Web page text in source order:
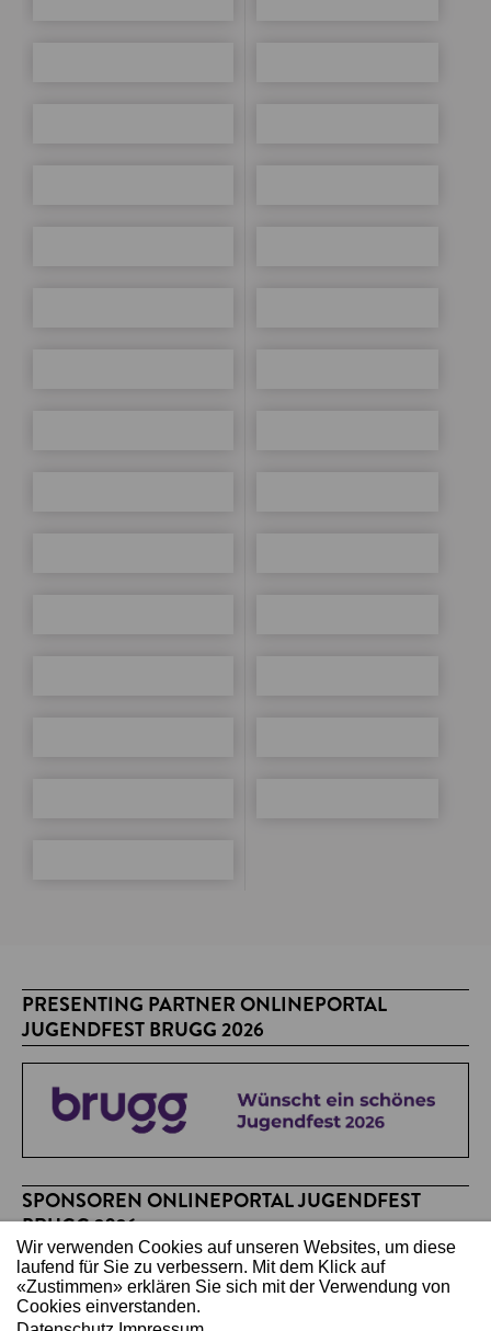
PRESENTING PARTNER ONLINEPORTAL
JUGENDFEST BRUGG 2026
SPONSOREN ONLINEPORTAL JUGENDFEST
BRUGG 2026
Wir verwenden Cookies auf unseren Websites, um diese
laufend für Sie zu verbessern. Mit dem Klick auf
«Zustimmen» erklären Sie sich mit der Verwendung von
Cookies einverstanden.